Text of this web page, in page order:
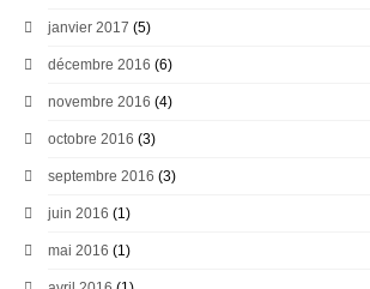
janvier 2017 (5)
décembre 2016 (6)
novembre 2016 (4)
octobre 2016 (3)
septembre 2016 (3)
juin 2016 (1)
mai 2016 (1)